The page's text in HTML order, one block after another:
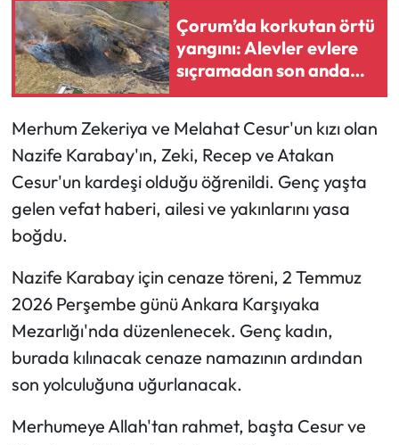
Çorum’da korkutan örtü
yangını: Alevler evlere
sıçramadan son anda
söndürüldü
Merhum Zekeriya ve Melahat Cesur'un kızı olan
Nazife Karabay'ın, Zeki, Recep ve Atakan
Cesur'un kardeşi olduğu öğrenildi. Genç yaşta
gelen vefat haberi, ailesi ve yakınlarını yasa
boğdu.
Nazife Karabay için cenaze töreni, 2 Temmuz
2026 Perşembe günü Ankara Karşıyaka
Mezarlığı'nda düzenlenecek. Genç kadın,
burada kılınacak cenaze namazının ardından
son yolculuğuna uğurlanacak.
Merhumeye Allah'tan rahmet, başta Cesur ve
Kimdir?
Kültür Sanat
Laçin Haberleri
Magazin
Mecitözü Haberleri
Oğuzlar Haberleri
Ortaköy Haberleri
Osmancık Haberleri
Otomotiv
Resmi İlan